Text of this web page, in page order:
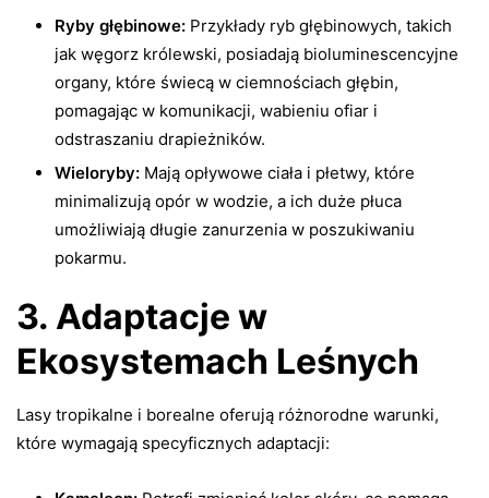
Ryby głębinowe: Przykłady ryb głębinowych, takich
jak węgorz królewski, posiadają bioluminescencyjne
organy, które świecą w ciemnościach głębin,
pomagając w komunikacji, wabieniu ofiar i
odstraszaniu drapieżników.
Wieloryby: Mają opływowe ciała i płetwy, które
minimalizują opór w wodzie, a ich duże płuca
umożliwiają długie zanurzenia w poszukiwaniu
pokarmu.
3. Adaptacje w
Ekosystemach Leśnych
Lasy tropikalne i borealne oferują różnorodne warunki,
które wymagają specyficznych adaptacji: